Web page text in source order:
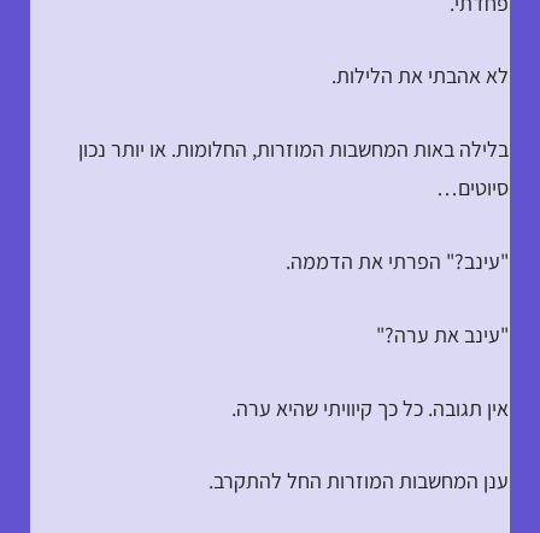
לא אהבתי את הלילות.
בלילה באות המחשבות המוזרות, החלומות. או יותר נכון
סיוטים…
"עינב?" הפרתי את הדממה.
"עינב את ערה?"
אין תגובה. כל כך קיוויתי שהיא ערה.
ענן המחשבות המוזרות החל להתקרב.